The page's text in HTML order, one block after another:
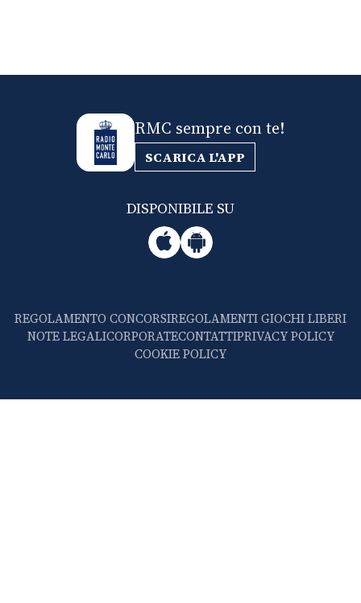
RMC sempre con te!
SCARICA L'APP
DISPONIBILE SU
REGOLAMENTO CONCORSIREGOLAMENTI GIOCHI LIBERI
NOTE LEGALICORPORATECONTATTIPRIVACY POLICY
COOKIE POLICY